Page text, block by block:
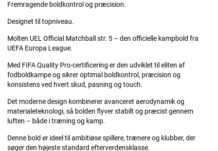
Fremragende boldkontrol og præcision.
Designet til topniveau.
Molten UEL Official Matchball str. 5 – den officielle kampbold fra
UEFA Europa League.
Med FIFA Quality Pro-certificering er den udviklet til eliten af
fodboldkampe og sikrer optimal boldkontrol, præcision og
konsistens ved hvert skud, pasning og touch.
Det moderne design kombinerer avanceret aerodynamik og
materialeteknologi, så bolden flyver stabilt og præcist gennem
luften – både i træning og kamp.
Denne bold er ideel til ambitiøse spillere, trænere og klubber, der
søger den højeste standard efterverdensklasse.